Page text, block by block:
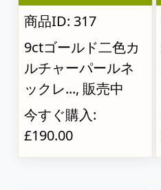
商品ID: 317
9ctゴールド二色カ
ルチャーパールネ
ックレ..., 販売中
今すぐ購入:
£190.00